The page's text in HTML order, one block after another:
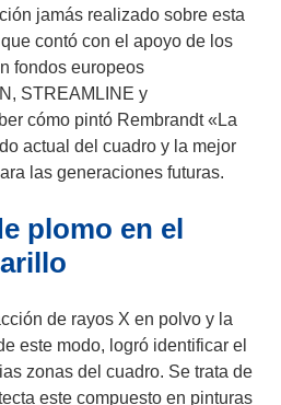
n
a
n
u
e
v
a
e
n
a
)
jamás realizado sobre esta
contó con el apoyo de los
fondos europeos
STREAMLINE y
cómo pintó Rembrandt «La
actual del cuadro y la mejor
las generaciones futuras.
plomo en el
de rayos X en polvo y la
este modo, logró identificar el
zonas del cuadro. Se trata de
este compuesto en pinturas